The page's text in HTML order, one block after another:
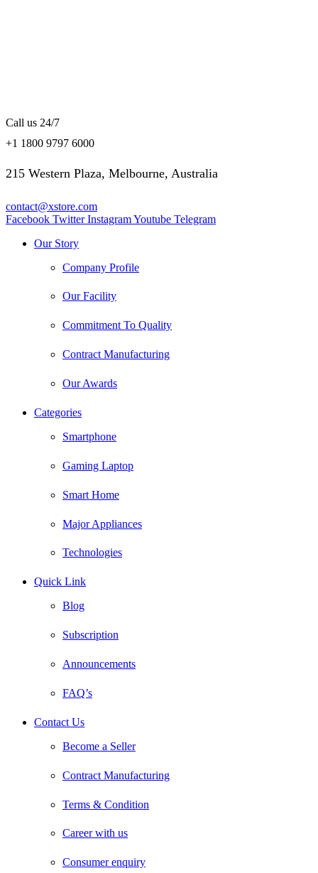
Call us 24/7
+1 1800 9797 6000
215 Western Plaza, Melbourne, Australia
contact@xstore.com
Facebook Twitter InstagramYoutube Telegram
Our Story
Company Profile
Our Facility
Commitment To Quality
Contract Manufacturing
Our Awards
Categories
Smartphone
Gaming Laptop
Smart Home
Major Appliances
Technologies
Quick Link
Blog
Subscription
Announcements
FAQ’s
Contact Us
Become a Seller
Contract Manufacturing
Terms & Condition
Career with us
Consumer enquiry